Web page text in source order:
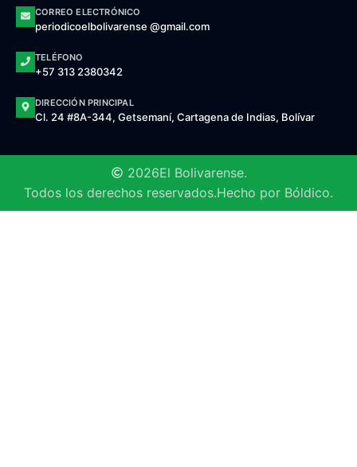
CORREO ELECTRÓNICO
periodicoelbolivarense @gmail.com
TELÉFONO
+57 313 2380342
DIRECCIÓN PRINCIPAL
Cl. 24 #8A-344, Getsemaní, Cartagena de Indias, Bolívar
2026El Bolivarense.
Todos los derechos reservados.Hecho por Bóldico.